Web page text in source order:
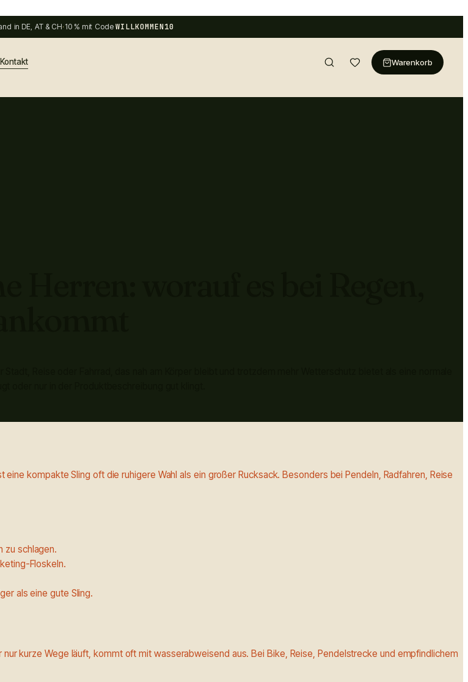
in DE, AT & CH· 10 % mit Code WILLKOMMEN10
Kontakt Warenkorb
kompakte Sling oft die ruhigere Wahl als ein großer Rucksack. Besonders bei Pendeln, Radfahren, Reise
zu schlagen.
Floskeln.
als eine gute Sling.
kurze Wege läuft, kommt oft mit wasserabweisend aus. Bei Bike, Reise, Pendelstrecke und empfindlichem